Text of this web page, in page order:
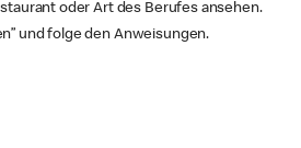
oder Art des Berufes ansehen.
und folge den Anweisungen.